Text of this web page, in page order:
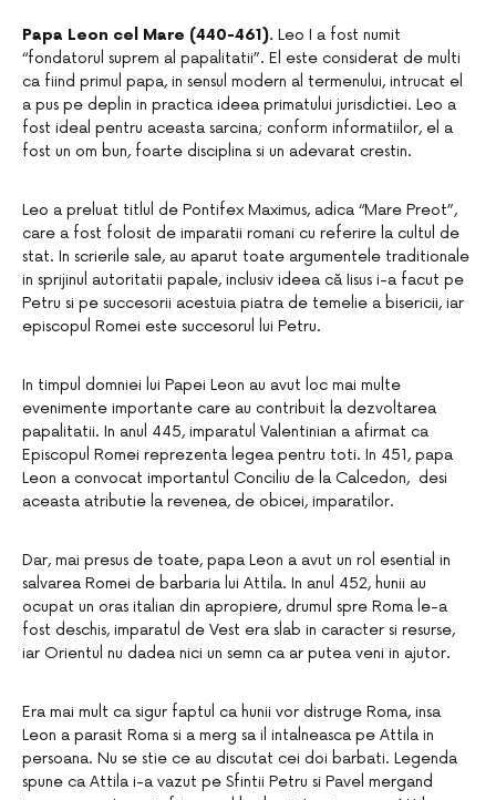
Papa Leon cel Mare (440-461). Leo I a fost numit
“fondatorul suprem al papalitatii”. El este considerat de multi
ca fiind primul papa, in sensul modern al termenului, intrucat el
a pus pe deplin in practica ideea primatului jurisdictiei. Leo a
fost ideal pentru aceasta sarcina; conform informatiilor, el a
fost un om bun, foarte disciplina si un adevarat crestin.
Leo a preluat titlul de Pontifex Maximus, adica “Mare Preot”,
care a fost folosit de imparatii romani cu referire la cultul de
stat. In scrierile sale, au aparut toate argumentele traditionale
in sprijinul autoritatii papale, inclusiv ideea că Iisus i-a facut pe
Petru si pe succesorii acestuia piatra de temelie a bisericii, iar
episcopul Romei este succesorul lui Petru.
In timpul domniei lui Papei Leon au avut loc mai multe
evenimente importante care au contribuit la dezvoltarea
papalitatii. In anul 445, imparatul Valentinian a afirmat ca
Episcopul Romei reprezenta legea pentru toti. In 451, papa
Leon a convocat importantul Conciliu de la Calcedon, desi
aceasta atributie la revenea, de obicei, imparatilor.
Dar, mai presus de toate, papa Leon a avut un rol esential in
salvarea Romei de barbaria lui Attila. In anul 452, hunii au
ocupat un oras italian din apropiere, drumul spre Roma le-a
fost deschis, imparatul de Vest era slab in caracter si resurse,
iar Orientul nu dadea nici un semn ca ar putea veni in ajutor.
Era mai mult ca sigur faptul ca hunii vor distruge Roma, insa
Leon a parasit Roma si a merg sa il intalneasca pe Attila in
persoana. Nu se stie ce au discutat cei doi barbati. Legenda
spune ca Attila i-a vazut pe Sfintii Petru si Pavel mergand